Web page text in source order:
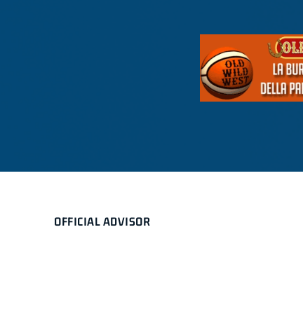
OFFICIAL ADVISOR